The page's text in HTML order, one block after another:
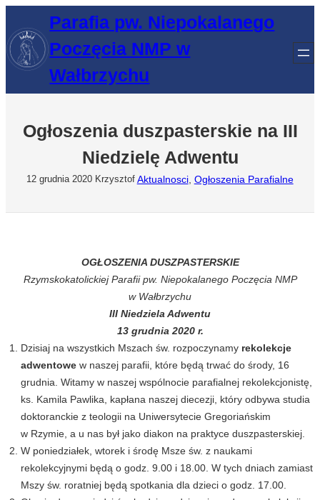
treści
Parafia pw. Niepokalanego
Poczęcia NMP w
Wałbrzychu
Ogłoszenia duszpasterskie na III
Niedzielę Adwentu
12 grudnia 2020 Krzysztof Aktualnosci, Ogłoszenia Parafialne
OGŁOSZENIA DUSZPASTERSKIE
Rzymskokatolickiej Parafii pw. Niepokalanego Poczęcia NMP
w Wałbrzychu
III Niedziela Adwentu
13 grudnia 2020 r.
Dzisiaj na wszystkich Mszach św. rozpoczynamy rekolekcje
adwentowe w naszej parafii, które będą trwać do środy, 16
grudnia. Witamy w naszej wspólnocie parafialnej rekolekcjonistę,
ks. Kamila Pawlika, kapłana naszej diecezji, który odbywa studia
doktoranckie z teologii na Uniwersytecie Gregoriańskim
w Rzymie, a u nas był jako diakon na praktyce duszpasterskiej.
W poniedziałek, wtorek i środę Msze św. z naukami
rekolekcyjnymi będą o godz. 9.00 i 18.00. W tych dniach zamiast
Mszy św. roratniej będą spotkania dla dzieci o godz. 17.00.